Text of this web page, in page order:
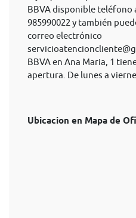
BBVA disponible teléfono
985990022 y también
correo electrónico
BBVA en Ana Maria, 1
apertura. De lunes a
Ubicacion en Mapa de